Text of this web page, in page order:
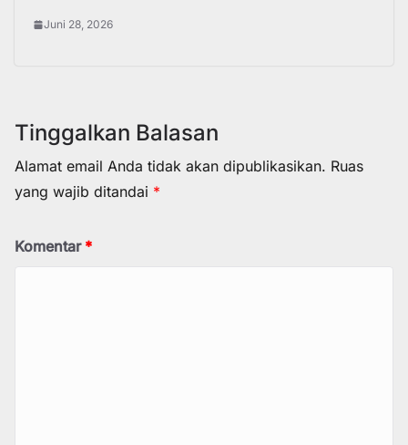
Juni 28, 2026
Tinggalkan Balasan
Alamat email Anda tidak akan dipublikasikan. Ruas
yang wajib ditandai *
Komentar *